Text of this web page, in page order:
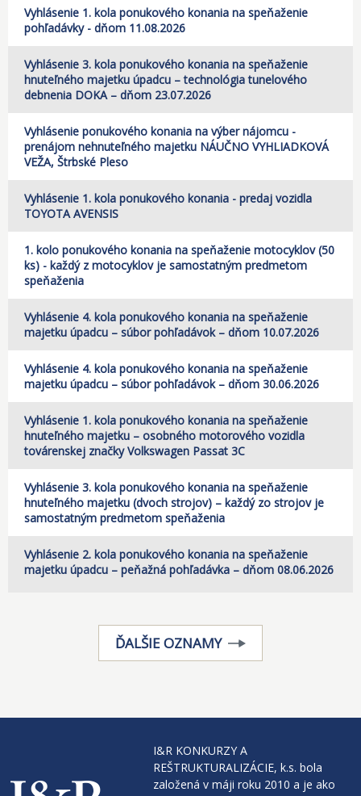
Vyhlásenie 1. kola ponukového konania na speňaženie
pohľadávky - dňom 11.08.2026
Vyhlásenie 3. kola ponukového konania na speňaženie
hnuteľného majetku úpadcu – technológia tunelového
debnenia DOKA – dňom 23.07.2026
Vyhlásenie ponukového konania na výber nájomcu -
prenájom nehnuteľného majetku NÁUČNO VYHLIADKOVÁ
VEŽA, Štrbské Pleso
Vyhlásenie 1. kola ponukového konania - predaj vozidla
TOYOTA AVENSIS
1. kolo ponukového konania na speňaženie motocyklov (50
ks) - každý z motocyklov je samostatným predmetom
speňaženia
Vyhlásenie 4. kola ponukového konania na speňaženie
majetku úpadcu – súbor pohľadávok – dňom 10.07.2026
Vyhlásenie 4. kola ponukového konania na speňaženie
majetku úpadcu – súbor pohľadávok – dňom 30.06.2026
Vyhlásenie 1. kola ponukového konania na speňaženie
hnuteľného majetku – osobného motorového vozidla
továrenskej značky Volkswagen Passat 3C
Vyhlásenie 3. kola ponukového konania na speňaženie
hnuteľného majetku (dvoch strojov) – každý zo strojov je
samostatným predmetom speňaženia
Vyhlásenie 2. kola ponukového konania na speňaženie
majetku úpadcu – peňažná pohľadávka – dňom 08.06.2026
ĎALŠIE OZNAMY
I&R KONKURZY A
REŠTRUKTURALIZÁCIE, k.s. bola
založená v máji roku 2010 a je ako